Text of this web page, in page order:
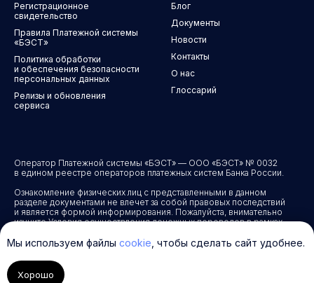
Мы используем файлы cookie , чтобы сделать сайт удобнее.
Хорошо
Регистрационное
свидетельство
Правила Платежной системы
«БЭСТ»
Политика обработки
и обеспечения безопасности
персональных данных
Релизы и обновления
сервиса
Блог
Документы
Новости
Контакты
О нас
Глоссарий
Оператор Платежной системы «БЭСТ» — ООО «БЭСТ» № 0032
в едином реестре операторов платежных систем Банка России.
Ознакомление физических лиц с представленными в данном
разделе документами не влечет за собой правовых последствий
и является формой информирования. Пожалуйста, внимательно
изучите Условия осуществления денежных переводов в рамках
подразумевает Ваше полное согласие со всеми условиями